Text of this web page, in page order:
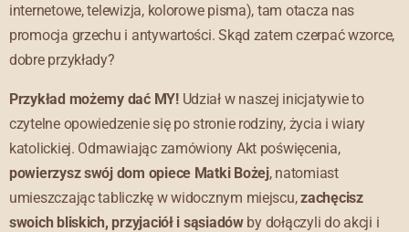
internetowe, telewizja, kolorowe pisma), tam otacza nas
promocja grzechu i antywartości. Skąd zatem czerpać wzorce,
dobre przykłady?
Przykład możemy dać MY!Udział w naszej inicjatywie to
czytelne opowiedzenie się po stronie rodziny, życia i wiary
katolickiej. Odmawiając zamówiony Akt poświęcenia,
powierzysz swój dom opiece Matki Bożej, natomiast
umieszczając tabliczkę w widocznym miejscu,zachęcisz
swoich bliskich, przyjaciół i sąsiadówby dołączyli do akcji i